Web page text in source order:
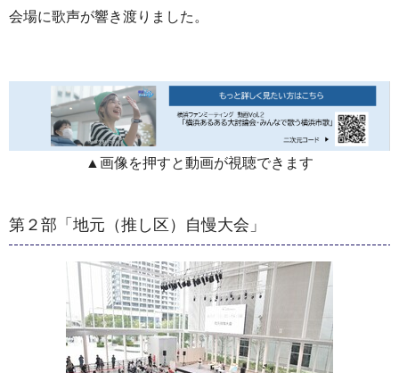
会場に歌声が響き渡りました。
▲画像を押すと動画が視聴できます
第２部「地元（推し区）自慢大会」